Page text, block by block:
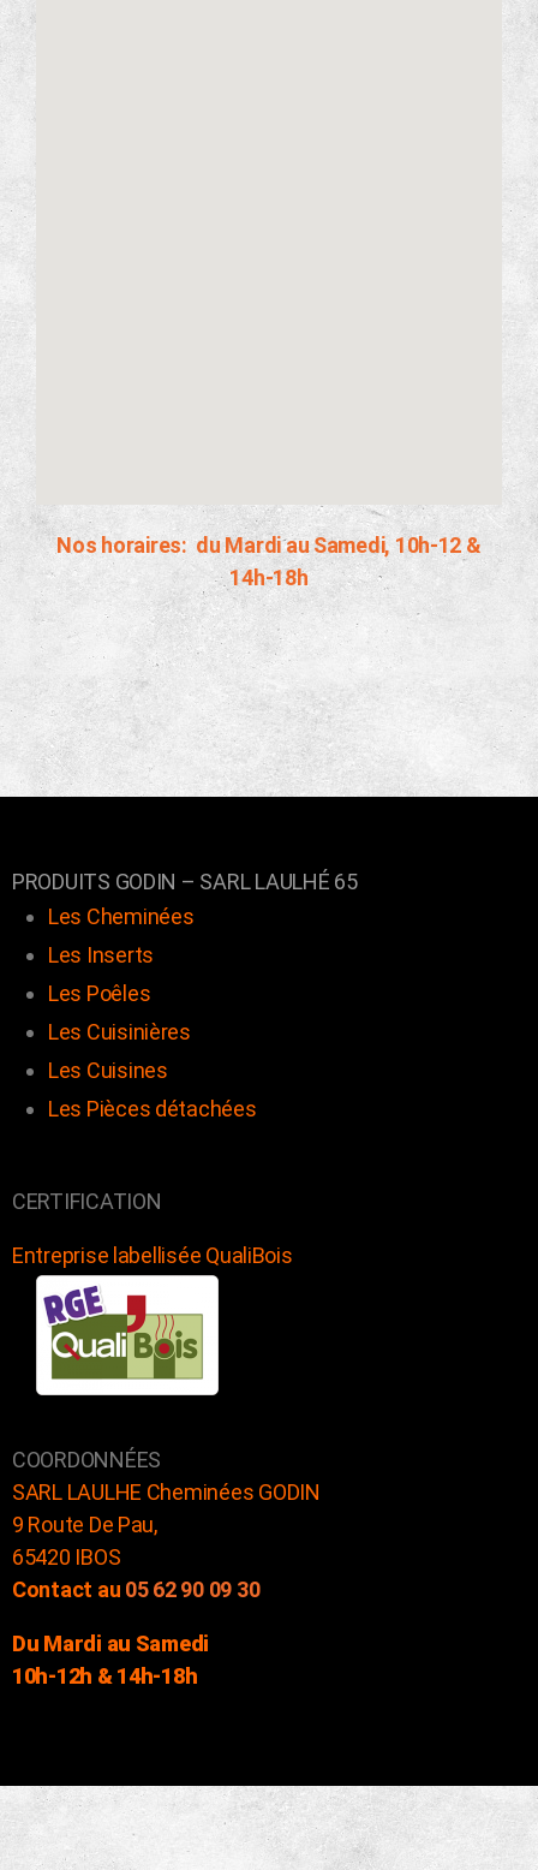
Nos horaires: du Mardi au Samedi, 10h-12 &
14h-18h
PRODUITS GODIN – SARL LAULHÉ 65
Les Cheminées
Les Inserts
Les Poêles
Les Cuisinières
Les Cuisines
Les Pièces détachées
CERTIFICATION
Entreprise labellisée QualiBois
COORDONNÉES
SARL LAULHE Cheminées GODIN
9 Route De Pau,
65420 IBOS
Contact au 05 62 90 09 30
Du Mardi au Samedi
10h-12h & 14h-18h